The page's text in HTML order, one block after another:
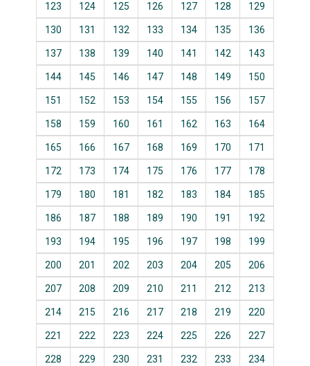
123 124 125 126 127 128 129
130 131 132 133 134 135 136
137 138 139 140 141 142 143
144 145 146 147 148 149 150
151 152 153 154 155 156 157
158 159 160 161 162 163 164
165 166 167 168 169 170 171
172 173 174 175 176 177 178
179 180 181 182 183 184 185
186 187 188 189 190 191 192
193 194 195 196 197 198 199
200 201 202 203 204 205 206
207 208 209 210 211 212 213
214 215 216 217 218 219 220
221 222 223 224 225 226 227
228 229 230 231 232 233 234